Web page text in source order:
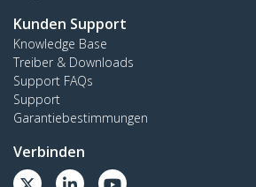
Kunden Support
Knowledge Base
Treiber & Downloads
Support FAQs
Support
Garantiebestimmungen
Verbinden